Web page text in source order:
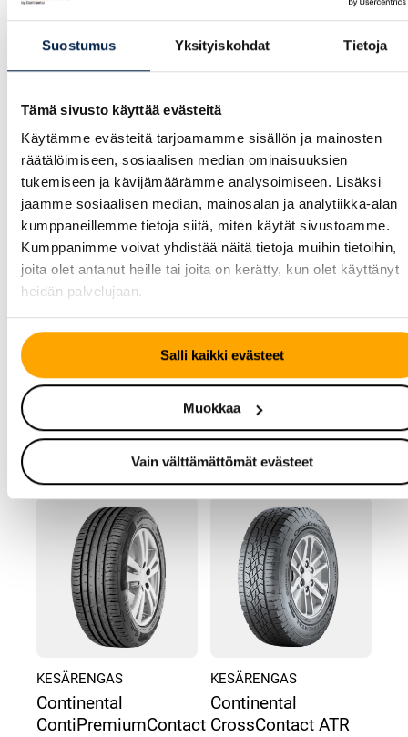
Suostumus Yksityiskohdat Tietoja
Tämä sivusto käyttää evästeitä
Käytämme evästeitä tarjoamamme sisällön ja mainosten
räätälöimiseen, sosiaalisen median ominaisuuksien
tukemiseen ja kävijämäärämme analysoimiseen. Lisäksi
jaamme sosiaalisen median, mainosalan ja analytiikka-alan
kumppaneillemme tietoja siitä, miten käytät sivustoamme.
Kumppanimme voivat yhdistää näitä tietoja muihin tietoihin,
joita olet antanut heille tai joita on kerätty, kun olet käyttänyt
heidän palvelujaan.
Salli kaikki evästeet
Muokkaa
Vain välttämättömät evästeet
Continental
EcoContact 6
Continental
SportContact 6
KESÄRENGAS
ContiEcoContact 5
KESÄRENGAS
Continental
ContiSportContact 5
KESÄRENGAS
Continental
ContiPremiumContact
KESÄRENGAS
Continental
CrossContact ATR